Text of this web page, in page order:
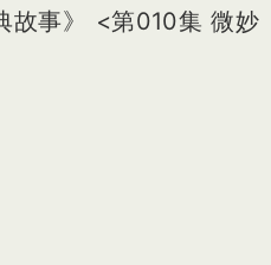
事》 <第010集 微妙